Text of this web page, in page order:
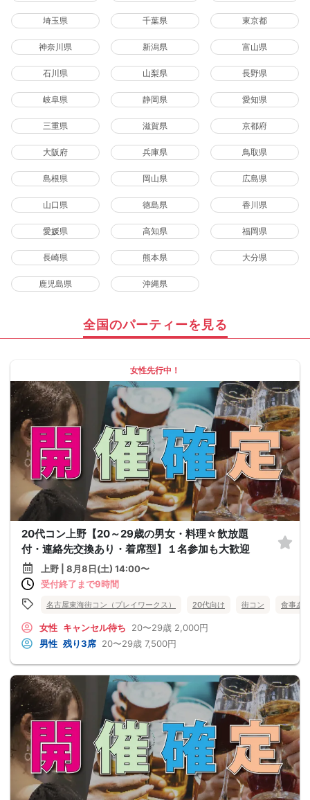
埼玉県 千葉県 東京都
神奈川県 新潟県 富山県
石川県 山梨県 長野県
岐阜県 静岡県 愛知県
三重県 滋賀県 京都府
大阪府 兵庫県 鳥取県
島根県 岡山県 広島県
山口県 徳島県 香川県
愛媛県 高知県 福岡県
長崎県 熊本県 大分県
鹿児島県 沖縄県
全国のパーティーを見る
女性先行中！
20代コン上野【20～29歳の男女・料理☆飲放題
付・連絡先交換あり・着席型】１名参加も大歓迎
上野 | 8月8日(土) 14:00〜
受付終了まで9時間
名古屋東海街コン（プレイワークス） 20代向け 街コン 食事あ
女性 キャンセル待ち 20〜29歳 2,000円
男性 残り3席 20〜29歳 7,500円